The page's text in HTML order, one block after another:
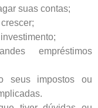
suas contas;
empréstimos
seus impostos ou